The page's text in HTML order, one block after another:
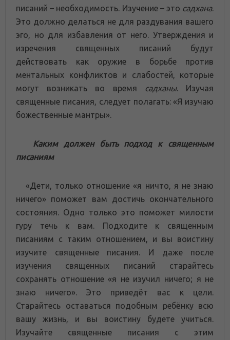
писаний – необходимость. Изучение – это садхана.
Это должно делаться не для раздувания вашего
эго, но для избавления от него. Утверждения и
изречения священных писаний будут
действовать как оружие в борьбе против
ментальных конфликтов и слабостей, которые
могут возникать во время
садханы. Изучая
священные писания, следует полагать: «Я изучаю
божественные мантры».
Каким должен быть подход к священным
писаниям
«Дети, только отношение «я ничто, я не знаю
ничего» поможет вам достичь окончательного
состояния. Одно только это поможет милости
гуру течь к вам. Подходите к священным
писаниям с таким отношением, и вы воистину
изучите священные писания. И даже после
изучения священных писаний старайтесь
сохранять отношение «я не изучил ничего; я не
знаю ничего». Это приведёт вас к цели.
Старайтесь оставаться подобным ребёнку всю
вашу жизнь, и вы воистину будете учиться.
Изучайте священные писания с этим